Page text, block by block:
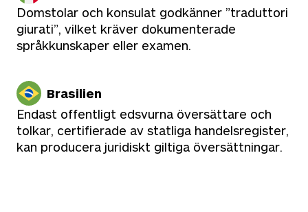
Domstolar och konsulat godkänner ”traduttori
giurati”, vilket kräver dokumenterade
språkkunskaper eller examen.
Brasilien
Endast offentligt edsvurna översättare och
tolkar, certifierade av statliga handelsregister,
kan producera juridiskt giltiga översättningar.